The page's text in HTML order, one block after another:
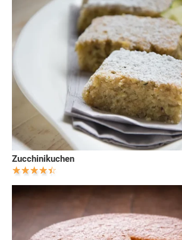
Zucchinikuchen